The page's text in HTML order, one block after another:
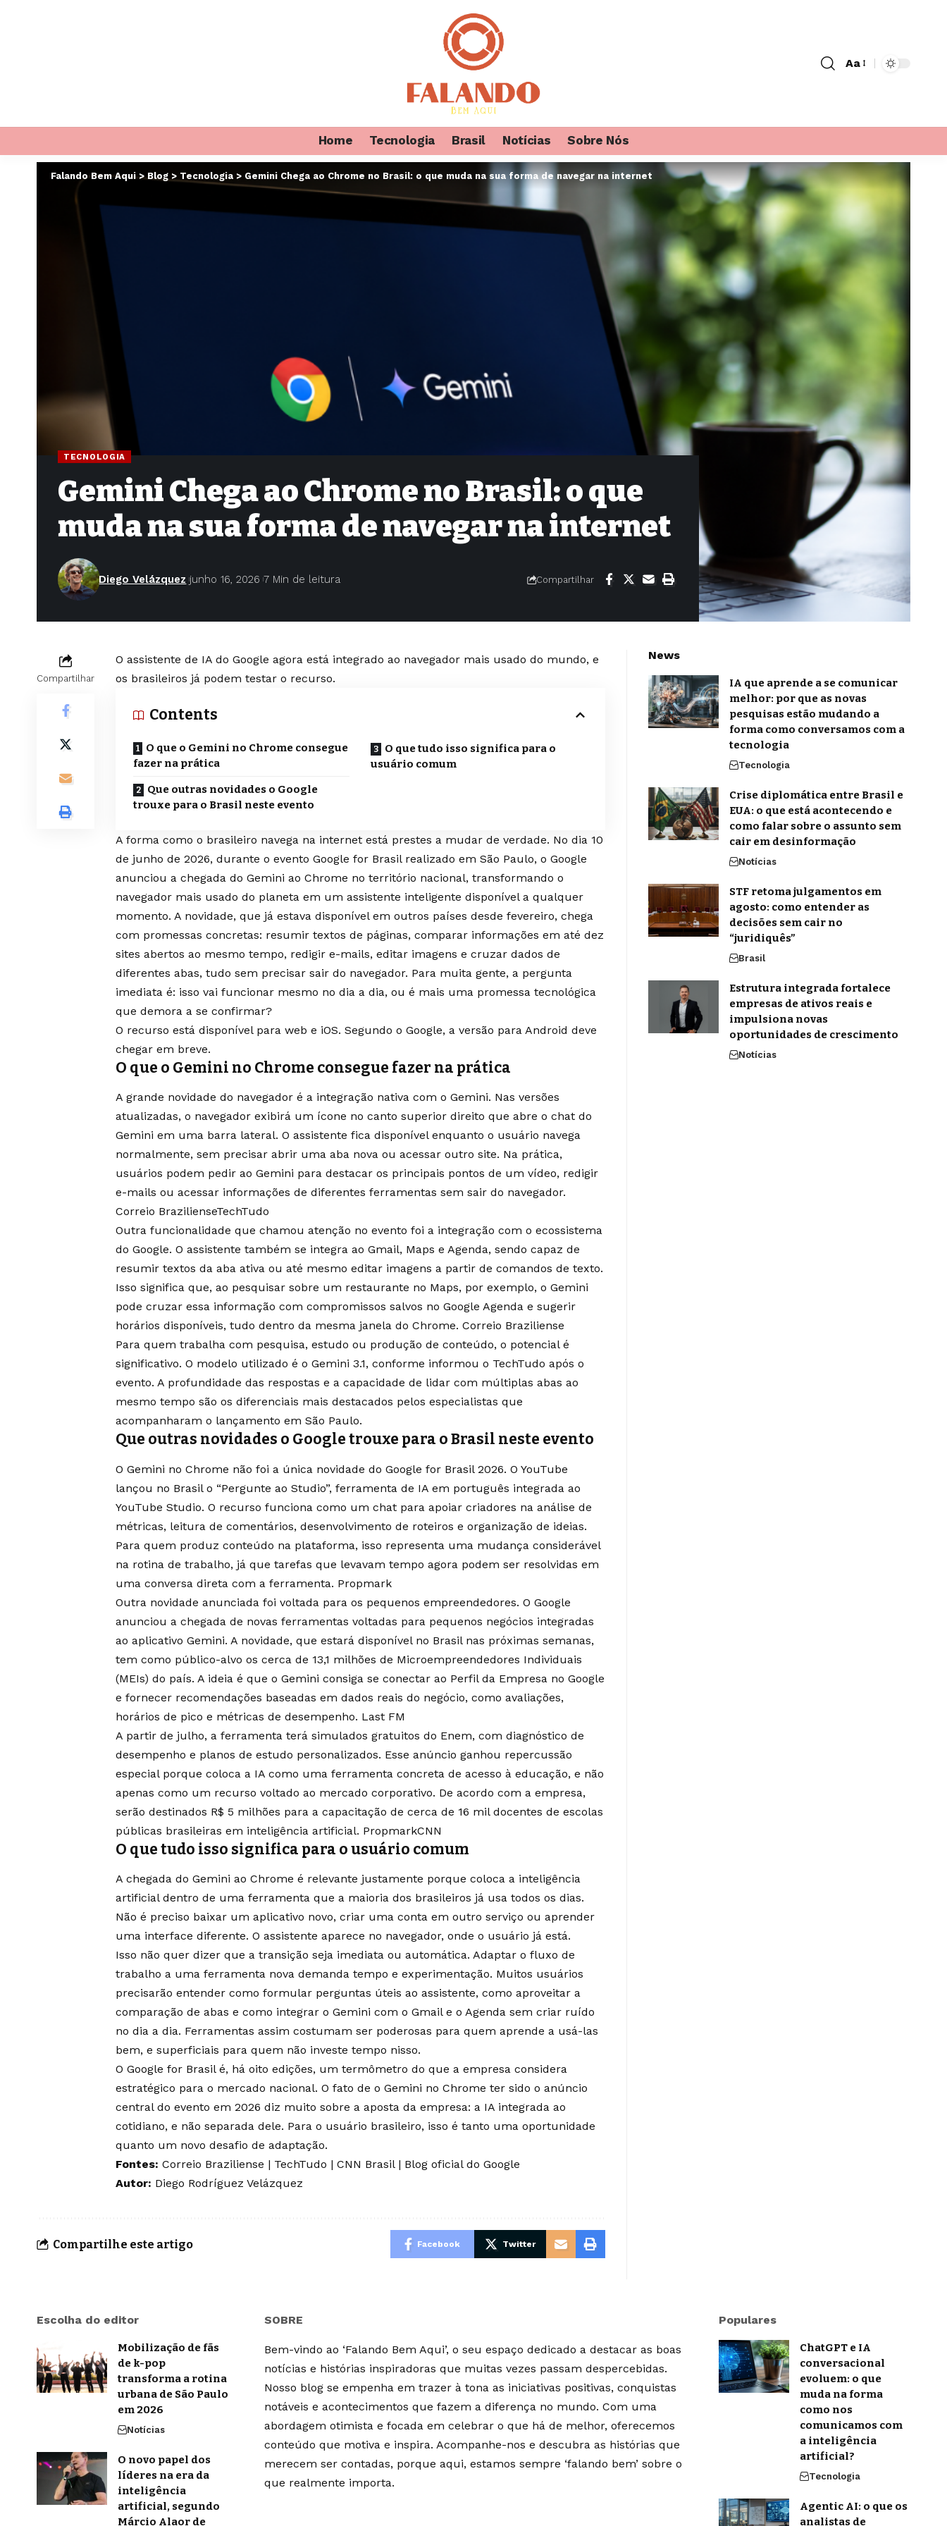
Aa
Home Tecnologia Brasil Notícias Sobre Nós
Falando Bem Aqui > Blog > Tecnologia > Gemini Chega ao Chrome no Brasil: o que muda na sua forma de navegar na internet
TECNOLOGIA
Gemini Chega ao Chrome no Brasil: o que
muda na sua forma de navegar na internet
Diego Velázquez junho 16, 2026 7 Min de leitura Compartilhar
Compartilhar
O assistente de IA do Google agora está integrado ao navegador mais usado do mundo, e
os brasileiros já podem testar o recurso.
Contents
O que o Gemini no Chrome consegue
fazer na prática
Que outras novidades o Google
trouxe para o Brasil neste evento
O que tudo isso significa para o
usuário comum
A forma como o brasileiro navega na internet está prestes a mudar de verdade. No dia 10
de junho de 2026, durante o evento Google for Brasil realizado em São Paulo, o Google
anunciou a chegada do Gemini ao Chrome no território nacional, transformando o
navegador mais usado do planeta em um assistente inteligente disponível a qualquer
momento. A novidade, que já estava disponível em outros países desde fevereiro, chega
com promessas concretas: resumir textos de páginas, comparar informações em até dez
sites abertos ao mesmo tempo, redigir e-mails, editar imagens e cruzar dados de
diferentes abas, tudo sem precisar sair do navegador. Para muita gente, a pergunta
imediata é: isso vai funcionar mesmo no dia a dia, ou é mais uma promessa tecnológica
que demora a se confirmar?
O recurso está disponível para web e iOS. Segundo o Google, a versão para Android deve
chegar em breve.
O que o Gemini no Chrome consegue fazer na prática
A grande novidade do navegador é a integração nativa com o Gemini. Nas versões
atualizadas, o navegador exibirá um ícone no canto superior direito que abre o chat do
Gemini em uma barra lateral. O assistente fica disponível enquanto o usuário navega
normalmente, sem precisar abrir uma aba nova ou acessar outro site. Na prática,
usuários podem pedir ao Gemini para destacar os principais pontos de um vídeo, redigir
e-mails ou acessar informações de diferentes ferramentas sem sair do navegador.
Correio BrazilienseTechTudo
Outra funcionalidade que chamou atenção no evento foi a integração com o ecossistema
do Google. O assistente também se integra ao Gmail, Maps e Agenda, sendo capaz de
resumir textos da aba ativa ou até mesmo editar imagens a partir de comandos de texto.
Isso significa que, ao pesquisar sobre um restaurante no Maps, por exemplo, o Gemini
pode cruzar essa informação com compromissos salvos no Google Agenda e sugerir
horários disponíveis, tudo dentro da mesma janela do Chrome. Correio Braziliense
Para quem trabalha com pesquisa, estudo ou produção de conteúdo, o potencial é
significativo. O modelo utilizado é o Gemini 3.1, conforme informou o TechTudo após o
evento. A profundidade das respostas e a capacidade de lidar com múltiplas abas ao
mesmo tempo são os diferenciais mais destacados pelos especialistas que
acompanharam o lançamento em São Paulo.
Que outras novidades o Google trouxe para o Brasil neste evento
O Gemini no Chrome não foi a única novidade do Google for Brasil 2026. O YouTube
lançou no Brasil o “Pergunte ao Studio”, ferramenta de IA em português integrada ao
YouTube Studio. O recurso funciona como um chat para apoiar criadores na análise de
métricas, leitura de comentários, desenvolvimento de roteiros e organização de ideias.
Para quem produz conteúdo na plataforma, isso representa uma mudança considerável
na rotina de trabalho, já que tarefas que levavam tempo agora podem ser resolvidas em
uma conversa direta com a ferramenta. Propmark
Outra novidade anunciada foi voltada para os pequenos empreendedores. O Google
anunciou a chegada de novas ferramentas voltadas para pequenos negócios integradas
ao aplicativo Gemini. A novidade, que estará disponível no Brasil nas próximas semanas,
tem como público-alvo os cerca de 13,1 milhões de Microempreendedores Individuais
(MEIs) do país. A ideia é que o Gemini consiga se conectar ao Perfil da Empresa no Google
e fornecer recomendações baseadas em dados reais do negócio, como avaliações,
horários de pico e métricas de desempenho. Last FM
A partir de julho, a ferramenta terá simulados gratuitos do Enem, com diagnóstico de
desempenho e planos de estudo personalizados. Esse anúncio ganhou repercussão
especial porque coloca a IA como uma ferramenta concreta de acesso à educação, e não
apenas como um recurso voltado ao mercado corporativo. De acordo com a empresa,
serão destinados R$ 5 milhões para a capacitação de cerca de 16 mil docentes de escolas
públicas brasileiras em inteligência artificial. PropmarkCNN
O que tudo isso significa para o usuário comum
A chegada do Gemini ao Chrome é relevante justamente porque coloca a inteligência
artificial dentro de uma ferramenta que a maioria dos brasileiros já usa todos os dias.
Não é preciso baixar um aplicativo novo, criar uma conta em outro serviço ou aprender
uma interface diferente. O assistente aparece no navegador, onde o usuário já está.
Isso não quer dizer que a transição seja imediata ou automática. Adaptar o fluxo de
trabalho a uma ferramenta nova demanda tempo e experimentação. Muitos usuários
precisarão entender como formular perguntas úteis ao assistente, como aproveitar a
comparação de abas e como integrar o Gemini com o Gmail e o Agenda sem criar ruído
no dia a dia. Ferramentas assim costumam ser poderosas para quem aprende a usá-las
bem, e superficiais para quem não investe tempo nisso.
O Google for Brasil é, há oito edições, um termômetro do que a empresa considera
estratégico para o mercado nacional. O fato de o Gemini no Chrome ter sido o anúncio
central do evento em 2026 diz muito sobre a aposta da empresa: a IA integrada ao
cotidiano, e não separada dele. Para o usuário brasileiro, isso é tanto uma oportunidade
quanto um novo desafio de adaptação.
Fontes: Correio Braziliense | TechTudo | CNN Brasil| Blog oficial do Google
Autor: Diego Rodríguez Velázquez
Compartilhe este artigo Facebook Twitter
News
IA que aprende a se comunicar
melhor: por que as novas
pesquisas estão mudando a
forma como conversamos com a
tecnologia
Tecnologia
Crise diplomática entre Brasil e
EUA: o que está acontecendo e
como falar sobre o assunto sem
cair em desinformação
Notícias
STF retoma julgamentos em
agosto: como entender as
decisões sem cair no
“juridiquês”
Brasil
Estrutura integrada fortalece
empresas de ativos reais e
impulsiona novas
oportunidades de crescimento
Notícias
Escolha do editor
Mobilização de fãs
de k-pop
transforma a rotina
urbana de São Paulo
em 2026
Notícias
O novo papel dos
líderes na era da
inteligência
artificial, segundo
Márcio Alaor de
SOBRE
Bem-vindo ao ‘Falando Bem Aqui’, o seu espaço dedicado a destacar as boas
notícias e histórias inspiradoras que muitas vezes passam despercebidas.
Nosso blog se empenha em trazer à tona as iniciativas positivas, conquistas
notáveis e acontecimentos que fazem a diferença no mundo. Com uma
abordagem otimista e focada em celebrar o que há de melhor, oferecemos
conteúdo que motiva e inspira. Acompanhe-nos e descubra as histórias que
merecem ser contadas, porque aqui, estamos sempre ‘falando bem’ sobre o
que realmente importa.
Populares
ChatGPT e IA
conversacional
evoluem: o que
muda na forma
como nos
comunicamos com
a inteligência
artificial?
Tecnologia
Agentic AI: o que os
analistas de